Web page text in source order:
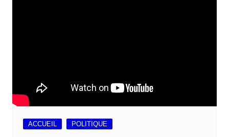
ACCUEIL POLITIQUE